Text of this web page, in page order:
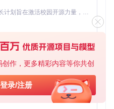
作，更多精彩内容等你共创
录/注册
基础参数：
击"Queue Prompt"开始生成
输出
必立即放弃高分辨率输出。
「源启盛夏」暑期校园开发者成长计划旨在激活校园开源力量，通过积分激励、认证扶持、资源倾斜等形式，引导高校组织和开发者完成「入驻 — 建项目 — 做贡献 — 获认证 — 得资源」的完整闭环。无论你是想带领社团入驻平台的组织者，还是希望用代码贡献证明自己的开发者，都能在这里找到属于你的成长路径。
基于Python的Xiaozhi AI，适用于想要完整Xiaozhi体验而无需拥有专用硬件的用户。